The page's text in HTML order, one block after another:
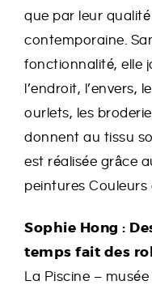
que par leur
contemporaine.
fonctionnalité, elle
l’endroit, l’envers,
ourlets, les
donnent au tissu
est réalisée grâce
peintures Couleurs
Sophie Hong :
temps fait des
La Piscine –